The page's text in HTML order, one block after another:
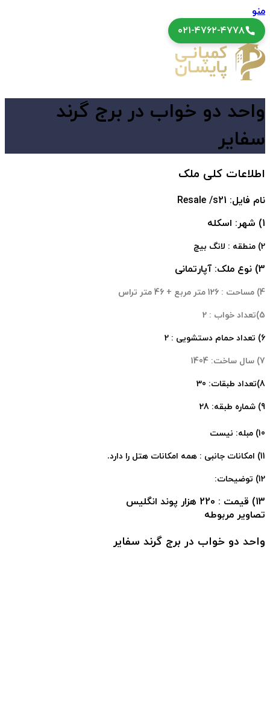
منو
۰۲۱-۴۷۶۲-۴۷۷۸
واحد دو خواب در برج گرند
سفایر
اطلاعات کلی ملک
نام فایل: Resale /s21
1) شهر: اسکله
2) منطقه : لانگ بیچ
3) نوع ملک: آپارتمانی
4) مساحت : 126 متر مربع + 46 متر تراس
5)تعداد خواب : 2
6) تعداد حمام دستشویی : 2
7) سال ساخت: 1404
8)تعداد طبقات: 30
9) شماره طبقه: 28
10) مبله: نیست
11) امکانات جانبی : همه امکانات هتل را دارد.
12) توضیحات:
13) قیمت : 220 هزار پوند انگلیس
تصاویر مربوطه
واحد دو خواب در برج گرند سفایر